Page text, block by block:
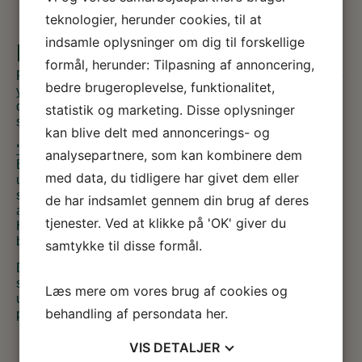
Materialertil de lidt større børn
Filmene om Snapper og Topper henvender sig mest til de
yngre børn, men der er også lavet en række materialer til
de lidt større børn, som man som forælder også kan lade
sig inspirere af.
“Lær om sorg”
er et materiale udviklet af Kræftens
Bekæmpelse til børn i 3. – 6. klasse og er tænkt som et
undervisningsmateriale, men materialet kan også læses
som inspiration til måder at tale med børn om sorg og det
at miste.
Har du ikke mod på selv at bruge det, så tal evt. med dit
barns skole om at afvikle et forløb i klassen.
Det er på nogle hospicer også en mulighed for
skoleklasser at besøge hospice som et led i
undervisningen. På Hospice Limfjord i Skive har man
projektet:“Hospice i børnehøjde”.
teknologier, herunder cookies, til at
indsamle oplysninger om dig til forskellige
formål, herunder: Tilpasning af annoncering,
bedre brugeroplevelse, funktionalitet,
statistik og marketing. Disse oplysninger
kan blive delt med annoncerings- og
analysepartnere, som kan kombinere dem
med data, du tidligere har givet dem eller
de har indsamlet gennem din brug af deres
tjenester. Ved at klikke på 'OK' giver du
samtykke til disse formål.
Læs mere om vores brug af cookies og
behandling af persondata her.
VIS DETALJER